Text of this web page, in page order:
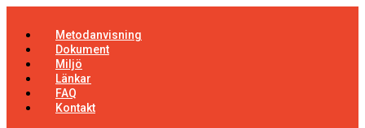
innehåll
Metodanvisning
Dokument
Miljö
Länkar
FAQ
Kontakt